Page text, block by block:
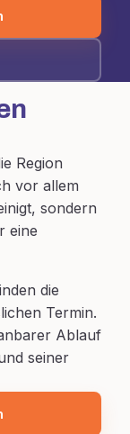
Region
vor allem
sondern
eine
die
Termin.
Ablauf
seiner